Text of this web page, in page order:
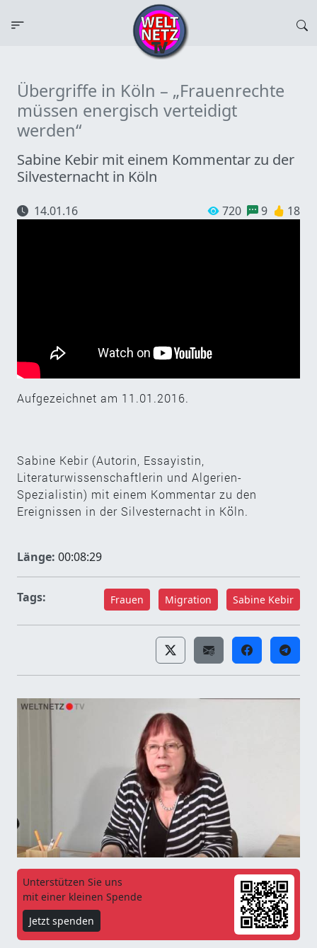
Übergriffe in Köln – „Frauenrechte
müssen energisch verteidigt
werden“
Sabine Kebir mit einem Kommentar zu der
Silvesternacht in Köln
14.01.16 720 9 18
Aufgezeichnet am 11.01.2016.
Sabine Kebir (Autorin, Essayistin,
Literaturwissenschaftlerin und Algerien-
Spezialistin) mit einem Kommentar zu den
Ereignissen in der Silvesternacht in Köln.
Länge: 00:08:29
Tags: Frauen Migration Sabine Kebir
Unterstützen Sie uns
mit einer kleinen Spende
Jetzt spenden